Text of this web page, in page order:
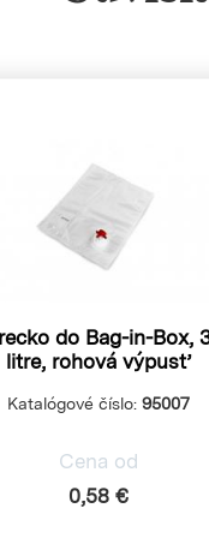
do Bag-in-Box,
litre, rohová výpusť
Katalógové číslo: 95007
Cena od
0,58 €